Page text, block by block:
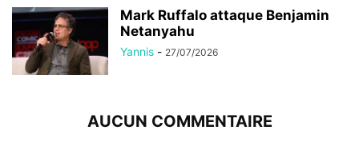
Mark Ruffalo attaque Benjamin
Netanyahu
Yannis - 27/07/2026
AUCUN COMMENTAIRE